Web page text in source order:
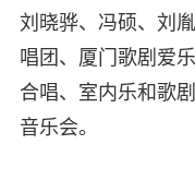
刘晓骅、冯硕、刘
唱团、厦门歌剧爱
合唱、室内乐和歌
音乐会。